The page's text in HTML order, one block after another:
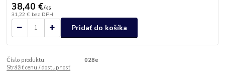
38,40 €/ks
31,22 € bez DPH
Pridať do košíka
Číslo produktu:
028e
Strážiť cenu / dostupnosť